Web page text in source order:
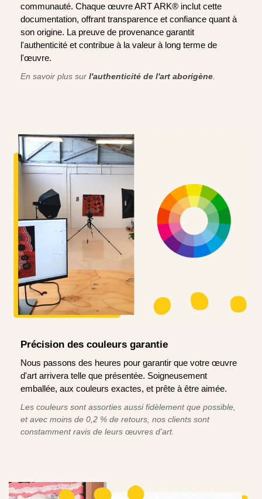
communauté. Chaque œuvre ART ARK® inclut cette
documentation, offrant transparence et confiance quant à
son origine. La preuve de provenance garantit
l'authenticité et contribue à la valeur à long terme de
l'œuvre.
En savoir plus sur l'authenticité de l'art aborigène
Précision des couleurs garantie
Nous passons des heures pour garantir que votre œuvre
d'art arrivera telle que présentée. Soigneusement
emballée, aux couleurs exactes, et prête à être aimée.
Les couleurs sont assorties aussi fidèlement que possible,
et avec moins de 0,2 % de retours, nos clients sont
constamment ravis de leurs œuvres d'art.